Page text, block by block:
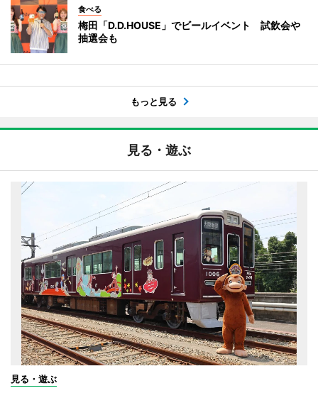
食べる
梅田「D.D.HOUSE」でビールイベント 試飲会や
抽選会も
もっと見る
見る・遊ぶ
見る・遊ぶ